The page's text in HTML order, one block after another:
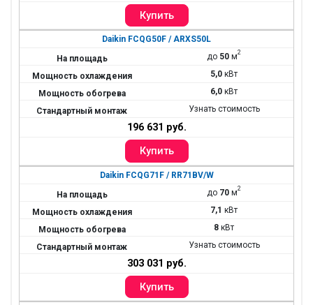
Daikin FCQG50F / ARXS50L
до 50 м2
5,0 кВт
6,0 кВт
Узнать стоимость
196 631 руб.
Daikin FCQG71F / RR71BV/W
до 70 м2
7,1 кВт
8 кВт
Узнать стоимость
303 031 руб.